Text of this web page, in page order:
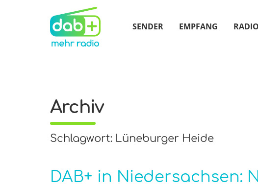
SENDER EMPFANG
Archiv
Schlagwort: Lüneburger Heide
DAB+ in Niedersachsen: